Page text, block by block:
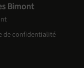
Bimont
de confidentialité